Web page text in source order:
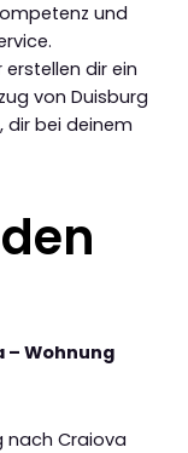
und
dir ein
von Duisburg
dir bei deinem
– Wohnung
nach Craiova